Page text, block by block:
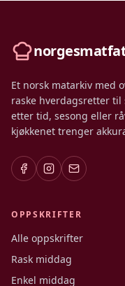
Et norsk matarkiv med
raske hverdagsretter
etter tid, sesong eller
kjøkkenet trenger
OPPSKRIFTER
Alle oppskrifter
Rask middag
Enkel middag